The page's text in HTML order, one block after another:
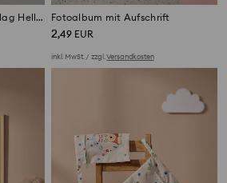
Notizbuch mit 3D-Umschlag Hello Kitty Fotoalbum mit Aufschrift
2,49 EUR
inkl. MwSt. / zzgl.Versandkosten